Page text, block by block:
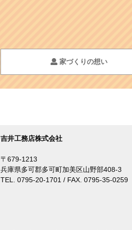
家づくりの想い
吉井工務店株式会社
〒679-1213
兵庫県多可郡多可町加美区山野部408-3
TEL. 0795-20-1701 / FAX. 0795-35-0259